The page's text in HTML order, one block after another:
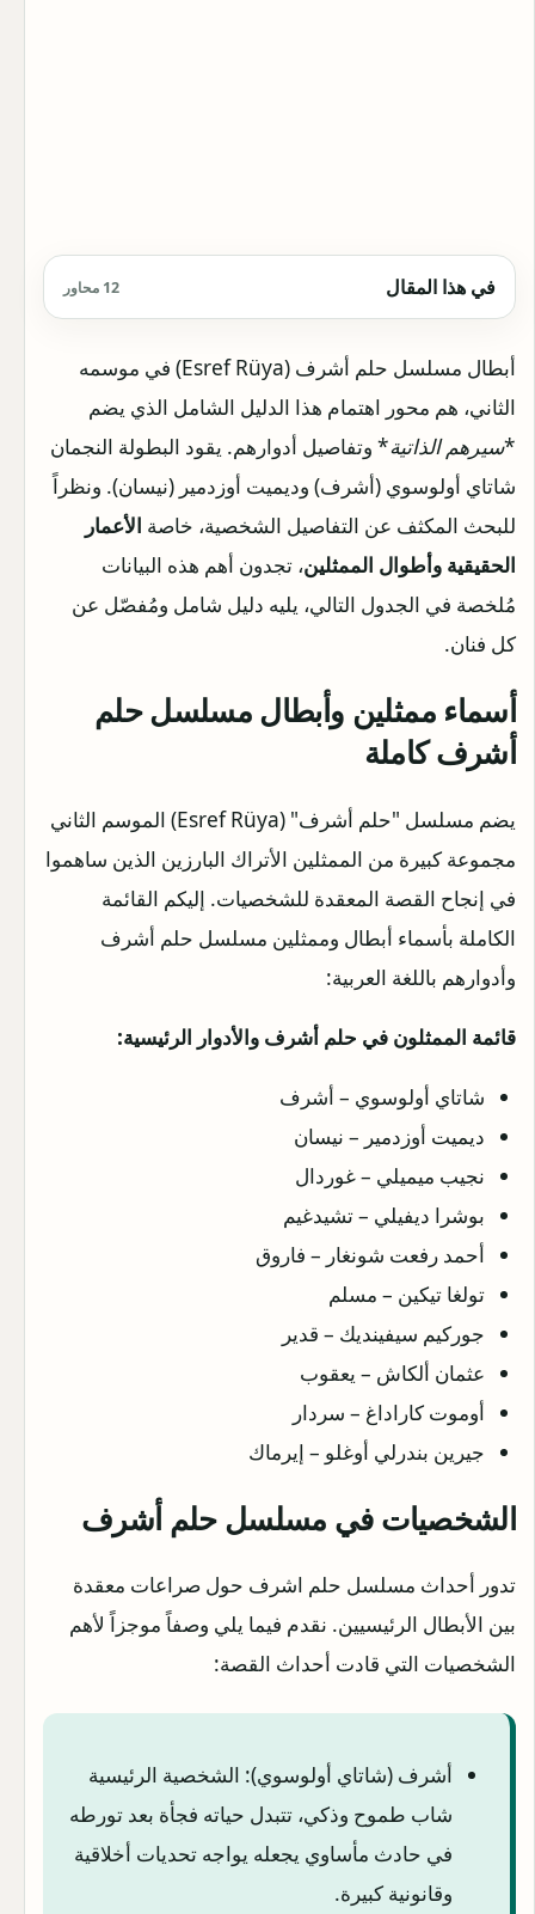
في هذا المقال 12 محاور
أبطال مسلسل حلم أشرف (Esref Rüya) في موسمه
الثاني، هم محور اهتمام هذا الدليل الشامل الذي يضم
*سيرهم الذاتية* وتفاصيل أدوارهم. يقود البطولة النجمان
شاتاي أولوسوي (أشرف) وديميت أوزدمير (نيسان). ونظراً
للبحث المكثف عن التفاصيل الشخصية، خاصة الأعمار
الحقيقية وأطوال الممثلين، تجدون أهم هذه البيانات
مُلخصة في الجدول التالي، يليه دليل شامل ومُفصّل عن
كل فنان.
أسماء ممثلين وأبطال مسلسل حلم
أشرف كاملة
يضم مسلسل "حلم أشرف" (Esref Rüya) الموسم الثاني
مجموعة كبيرة من الممثلين الأتراك البارزين الذين ساهموا
في إنجاح القصة المعقدة للشخصيات. إليكم القائمة
الكاملة بأسماء أبطال وممثلين مسلسل حلم أشرف
وأدوارهم باللغة العربية:
قائمة الممثلون في حلم أشرف والأدوار الرئيسية:
شاتاي أولوسوي – أشرف
ديميت أوزدمير – نيسان
نجيب ميميلي – غوردال
بوشرا ديفيلي – تشيدغيم
أحمد رفعت شونغار – فاروق
تولغا تيكين – مسلم
جوركيم سيفينديك – قدير
عثمان ألكاش – يعقوب
أوموت كاراداغ – سردار
جيرين بندرلي أوغلو – إيرماك
الشخصيات في مسلسل حلم أشرف
تدور أحداث مسلسل حلم اشرف حول صراعات معقدة
بين الأبطال الرئيسيين. نقدم فيما يلي وصفاً موجزاً لأهم
الشخصيات التي قادت أحداث القصة:
أشرف (شاتاي أولوسوي): الشخصية الرئيسية
شاب طموح وذكي، تتبدل حياته فجأة بعد تورطه
في حادث مأساوي يجعله يواجه تحديات أخلاقية
وقانونية كبيرة.